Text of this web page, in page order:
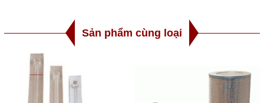
Sản phẩm cùng loại